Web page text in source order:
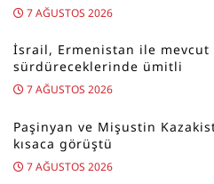
7 AĞUSTOS 2026
İsrail, Ermenistan ile
sürdüreceklerinde ümitli
7 AĞUSTOS 2026
Paşinyan ve Mişustin
kısaca görüştü
7 AĞUSTOS 2026